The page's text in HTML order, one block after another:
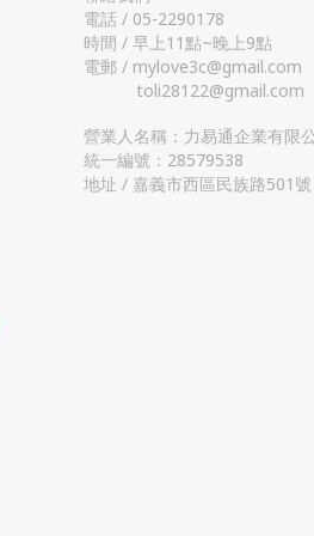
電話 / 05-2290178
時間 / 早上11點~晚上9點
電郵 / mylove3c@gmail.com
toli28122@gmail.com
營業人名稱：力易通企業有限
統一編號：28579538
地址 / 嘉義市西區民族路501號